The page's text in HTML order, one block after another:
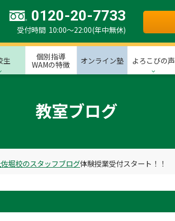
0120-20-7733
受付時間 10:00～22:00(年中無休)
生
個別指導
WAMの特徴
オンライン塾 よろこびの声
教室ブログ
佐堀校のスタッフブログ体験授業受付スタート！！